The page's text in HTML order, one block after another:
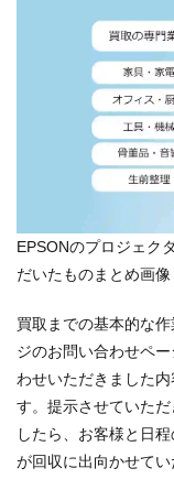
EPSONのプロジェク
だいたものまとめ画像
買取までの基本的な
ジのお問い合わせペ
わせいただきました
す。提示させていた
したら、お客様と日
が回収に出向かせてい